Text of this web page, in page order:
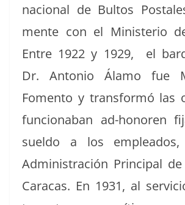
na­cional de Bul­tos
mente con el Min­is­te­rio
Entre 1922 y 1929, el
Dr. Anto­nio Álamo fue
Fomen­to y trans­for­mó las
fun­ciona­ban ad-hon­oren
suel­do a los
Admin­is­tración Prin­ci­pal
Cara­cas. En 1931, al